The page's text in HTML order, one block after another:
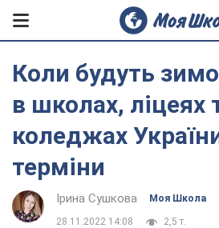
Коли будуть
в школах, ліцеях
коледжах
терміни
Ірина Сушкова Моя Школа
28.11.2022 14:08 2,5 т.